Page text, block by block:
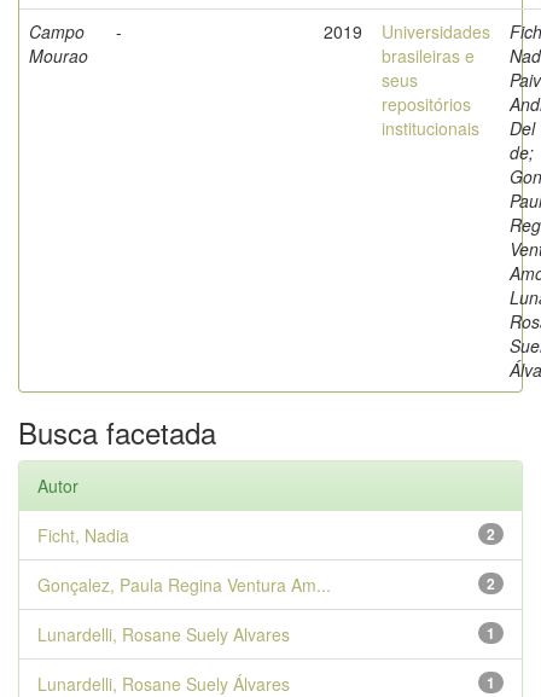
Campo
Mourao
- 2019
Universidades
brasileiras e
seus
repositórios
institucionais
Del
de;
Busca facetada
Autor
2
Ficht, Nadia
2
Gonçalez, Paula Regina Ventura Am...
1
Lunardelli, Rosane Suely Alvares
1
Lunardelli, Rosane Suely Álvares